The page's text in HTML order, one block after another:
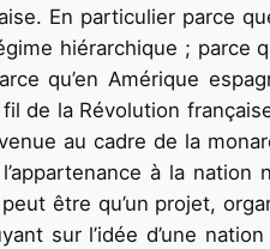
En particulier parce
hiérarchique ;
qu’en Amérique
de la Révolution
au cadre de la
à la
être qu’un projet,
sur l’idée d’une